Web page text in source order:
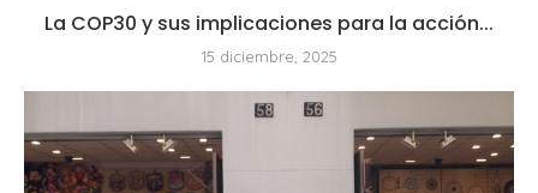
La COP30 y sus implicaciones para la acción...
15 diciembre, 2025